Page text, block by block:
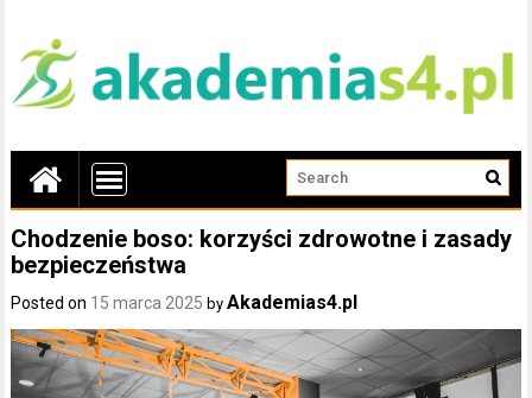
Chodzenie boso: korzyści zdrowotne i zasady
bezpieczeństwa
Posted on 15 marca 2025 byAkademias4.pl